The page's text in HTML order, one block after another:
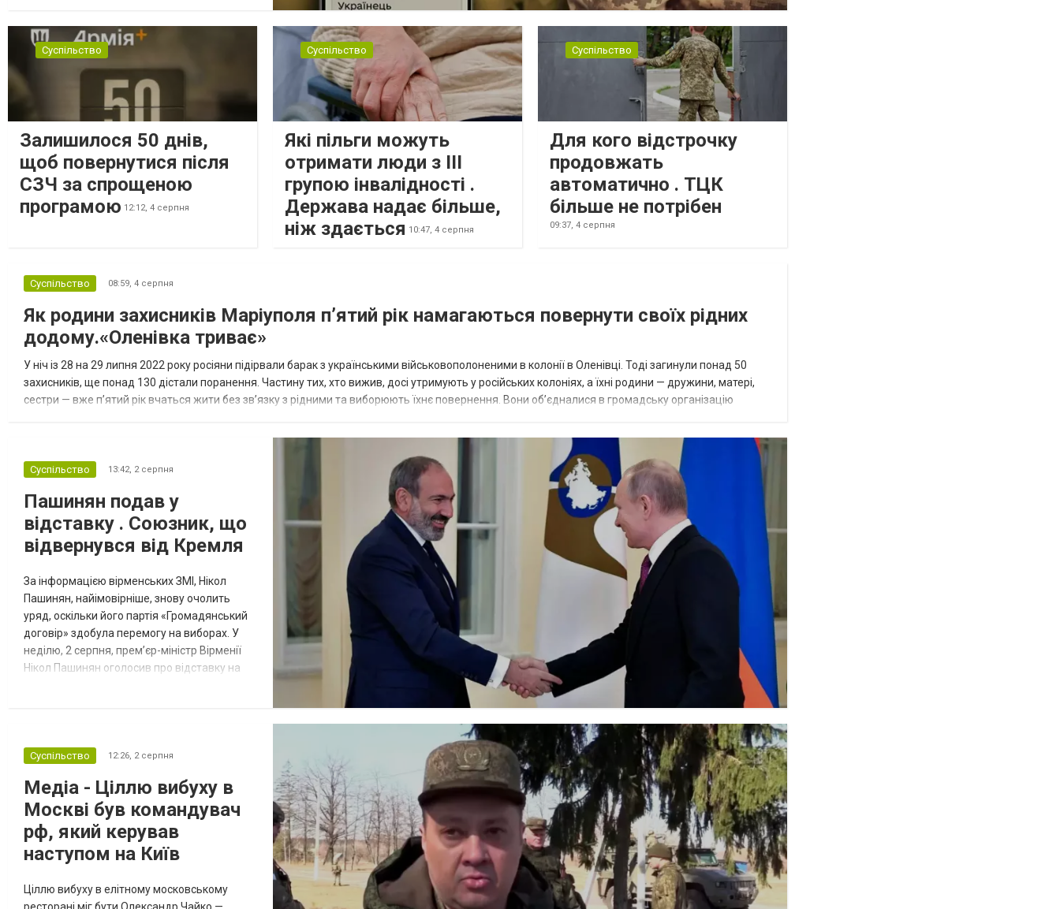
доступними підставами. Серед них — окремі
студенти, боржники з аліме...
Суспільство
Залишилося 50 днів,
щоб повернутися після
СЗЧ за спрощеною
програмою 12:12, 4 серпня
Суспільство
Які пільги можуть
отримати люди з III
групою інвалідності .
Держава надає більше,
ніж здається 10:47, 4 серпня
Суспільство
Для кого відстрочку
продовжать
автоматично . ТЦК
більше не потрібен
09:37, 4 серпня
Суспільство 08:59, 4 серпня
Як родини захисників Маріуполя пʼятий рік намагаються повернути своїх рідних
додому.«Оленівка триває»
У ніч із 28 на 29 липня 2022 року росіяни підірвали барак з українськими військовополоненими в колонії в Оленівці. Тоді загинули понад 50
захисників, ще понад 130 дістали поранення. Частину тих, хто вижив, досі утримують у російських колоніях, а їхні родини — дружини, матері,
сестри — вже п’ятий рік вчаться жити без зв’язку з рідними та виборюють їхнє повернення. Вони об’єдналися в громадську організацію
Суспільство 13:42, 2 серпня
Пашинян подав у
відставку . Союзник, що
відвернувся від Кремля
За інформацією вірменських ЗМІ, Нікол
Пашинян, найімовірніше, знову очолить
уряд, оскільки його партія «Громадянський
договір» здобула перемогу на виборах. У
неділю, 2 серпня, прем’єр-міністр Вірменії
Нікол Пашинян оголосив про відставку на
Зауважимо, що, згідно з Конституцією
Суспільство 12:26, 2 серпня
Медіа - Ціллю вибуху в
Москві був командувач
рф, який керував
наступом на Київ
Ціллю вибуху в елітному московському